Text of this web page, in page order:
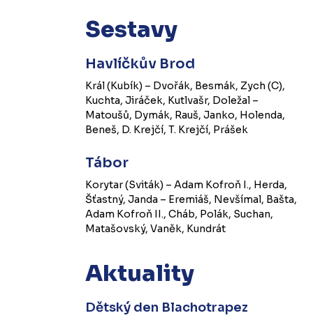
Sestavy
Havlíčkův Brod
Král (Kubík) – Dvořák, Besmák, Zych (C),
Kuchta, Jiráček, Kutlvašr, Doležal –
Matoušů, Dymák, Rauš, Janko, Holenda,
Beneš, D. Krejčí, T. Krejčí, Prášek
Tábor
Korytar (Sviták) – Adam Kofroň I., Herda,
Šťastný, Janda – Eremiáš, Nevšímal, Bašta,
Adam Kofroň II., Cháb, Polák, Suchan,
Matašovský, Vaněk, Kundrát
Aktuality
Dětský den Blachotrapez